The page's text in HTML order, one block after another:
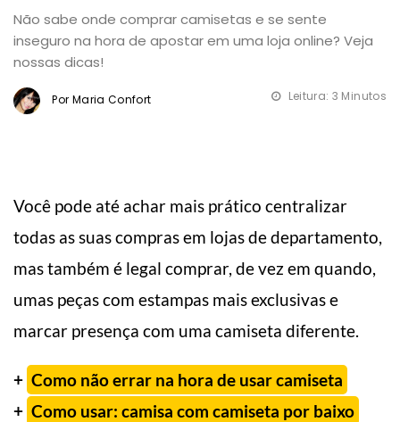
Não sabe onde comprar camisetas e se sente
inseguro na hora de apostar em uma loja online? Veja
nossas dicas!
Por Maria Confort Leitura: 3 Minutos
Você pode até achar mais prático centralizar
todas as suas compras em lojas de departamento,
mas também é legal comprar, de vez em quando,
umas peças com estampas mais exclusivas e
marcar presença com uma camiseta diferente.
+ Como não errar na hora de usar camiseta
+ Como usar: camisa com camiseta por baixo